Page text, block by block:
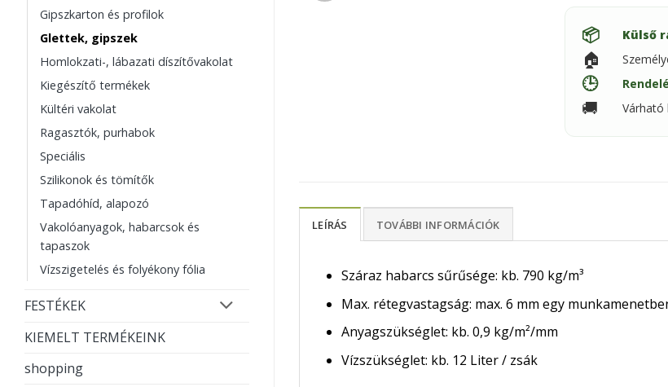
Gipszkarton és profilok
Glettek, gipszek
Homlokzati-, lábazati díszítővakolat
Kiegészítő termékek
Kültéri vakolat
Ragasztók, purhabok
Speciális
Szilikonok és tömítők
Tapadóhíd, alapozó
Vakolóanyagok, habarcsok és
tapaszok
Vízszigetelés és folyékony fólia
FESTÉKEK
KIEMELT TERMÉKEINK
shopping
📦 Külső
🏠
🕒
🚚 Várható
LEÍRÁS TOVÁBBI INFORMÁCIÓK
Száraz habarcs sűrűsége: kb. 790 kg/m³
Max. rétegvastagság: max. 6 mm egy
Anyagszükséglet: kb. 0,9 kg/m²/mm
Vízszükséglet: kb. 12 Liter / zsák